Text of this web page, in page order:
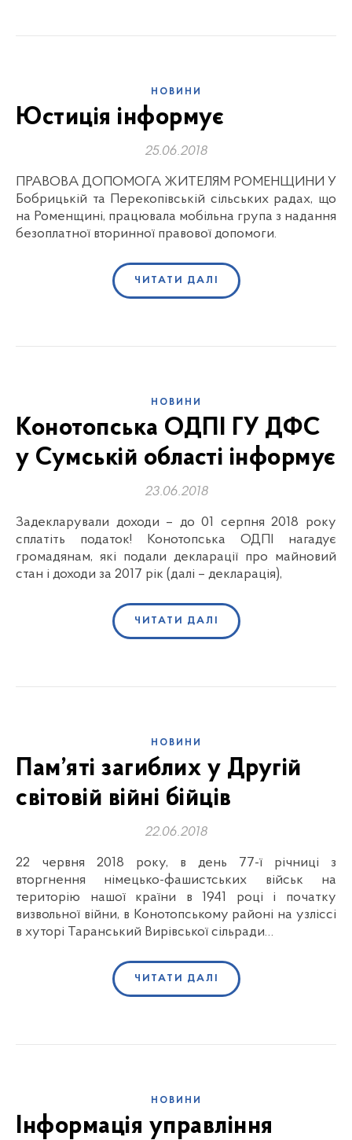
НОВИНИ
Юстиція інформує
25.06.2018
ПРАВОВА ДОПОМОГА ЖИТЕЛЯМ РОМЕНЩИНИ У
Бобрицькій та Перекопівській сільських радах, що
на Роменщині, працювала мобільна група з надання
безоплатної вторинної правової допомоги.
ЧИТАТИ ДАЛІ
НОВИНИ
Конотопська ОДПІ ГУ ДФС
у Сумській області інформує
23.06.2018
Задекларували доходи – до 01 серпня 2018 року
сплатіть податок! Конотопська ОДПІ нагадує
громадянам, які подали декларації про майновий
стан і доходи за 2017 рік (далі – декларація),
ЧИТАТИ ДАЛІ
НОВИНИ
Пам’яті загиблих у Другій
світовій війні бійців
22.06.2018
22 червня 2018 року, в день 77-ї річниці з
вторгнення німецько-фашистських військ на
територію нашої країни в 1941 році і початку
визвольної війни, в Конотопському районі на узліссі
в хуторі Таранський Вирівської сільради…
ЧИТАТИ ДАЛІ
НОВИНИ
Інформація управління